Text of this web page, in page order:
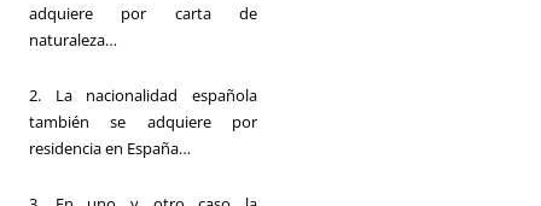
adquiere por carta de
naturaleza…
2. La nacionalidad española
también se adquiere por
residencia en España…